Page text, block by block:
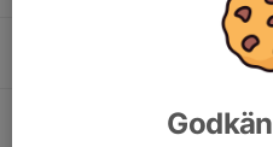
Träning
Höredavallen